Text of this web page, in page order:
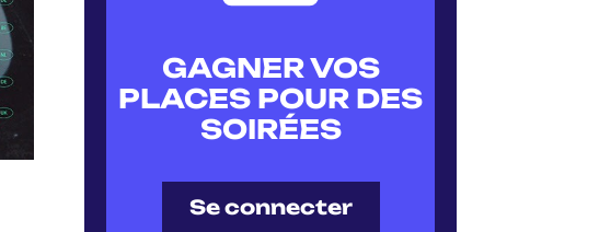
GAGNER VOS
PLACES POUR DES
SOIRÉES
Se connecter